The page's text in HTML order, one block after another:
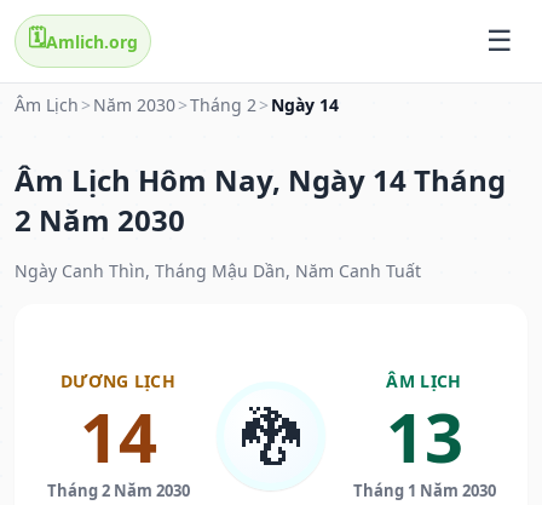
🗓️Amlich.org
Âm Lịch > Năm 2030>Tháng 2> Ngày 14
Âm Lịch Hôm Nay, Ngày 14 Tháng
2 Năm 2030
Ngày Canh Thìn, Tháng Mậu Dần, Năm Canh Tuất
DƯƠNG LỊCH
14
Tháng 2 Năm 2030
🐉
ÂM LỊCH
13
Tháng 1 Năm 2030